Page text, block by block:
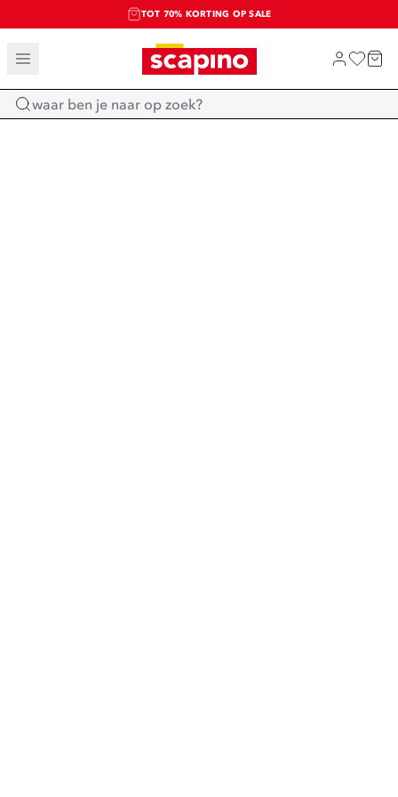
TOT 70% KORTING OP SALE
SALE: LAATSTE KANS!
SHOP NIEUW
Home